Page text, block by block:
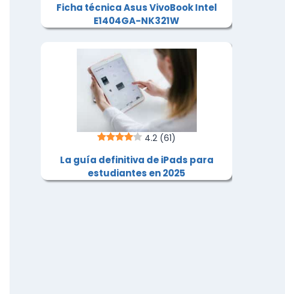
Ficha técnica Asus VivoBook Intel
E1404GA-NK321W
4.2 (61)
La guía definitiva de iPads para
estudiantes en 2025